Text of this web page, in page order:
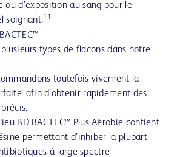
ou d’exposition au sang pour le
soignant.11
plusieurs types de flacons dans notre
toutefois vivement la
afin d’obtenir rapidement des
BD BACTEC™ Plus Aérobie contient
permettant d’inhiber la plupart
à large spectre